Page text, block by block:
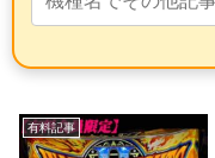
有料記事